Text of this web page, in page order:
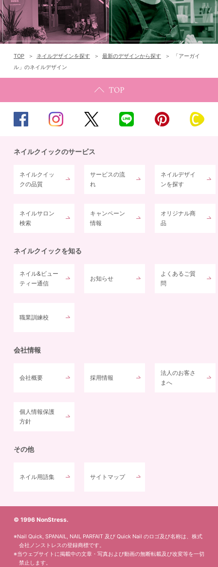
TOP ネイルデザインを探す 最新のデザインから探す
「アーガイ
ル」のネイルデザイン
ネイルクイックのサービス
ネイルクイッ
クの品質
サービスの流
れ
ネイルデザイ
ンを探す
ネイルサロン
検索
キャンペーン
情報
オリジナル商
品
ネイルクイックを知る
ネイル&ビュー
ティー通信
お知らせ
よくあるご質
問
職業訓練校
会社情報
会社概要 採用情報
法人のお客さ
まへ
個人情報保護
方針
その他
ネイル用語集 サイトマップ
© 1996 NonStress.
※Nail Quick, SPANAIL, NAIL PARFAIT 及び Quick Nail のロゴ及び名称は、株式
会社ノンストレスの登録商標です。
※当ウェブサイトに掲載中の文章・写真および動画の無断転載及び改変等を一切
禁止します。